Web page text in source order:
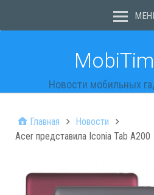
Новости мобильных
Главная
Новости
Acer представила Iconia Tab A200